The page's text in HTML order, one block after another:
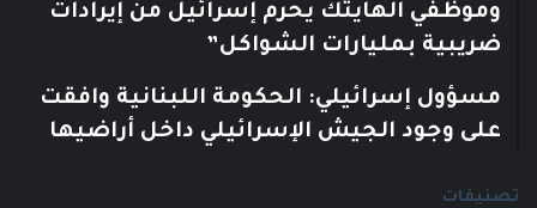
وموظفي الهايتك يحرم إسرائيل من إيرادات
ضريبية بمليارات الشواكل”
مسؤول إسرائيلي: الحكومة اللبنانية وافقت
على وجود الجيش الإسرائيلي داخل أراضيها
تصنيفات